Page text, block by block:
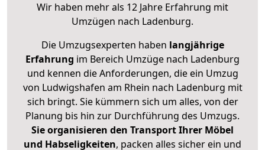
Wir haben mehr als 12 Jahre Erfahrung mit
Umzügen nach Ladenburg.
Die Umzugsexperten haben langjährige
Erfahrung im Bereich Umzüge nach Ladenburg
und kennen die Anforderungen, die ein Umzug
von Ludwigshafen am Rhein nach Ladenburg mit
sich bringt. Sie kümmern sich um alles, von der
Planung bis hin zur Durchführung des Umzugs.
Sie organisieren den Transport Ihrer Möbel
und Habseligkeiten, packen alles sicher ein und